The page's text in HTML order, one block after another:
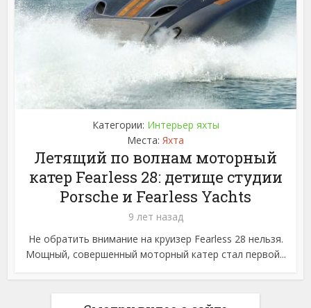
Категории: Интерьер яхты
Места: Яхта
Летящий по волнам моторный
катер Fearless 28: детище студии
Porsche и Fearless Yachts
9 лет назад
Не обратить внимание на круизер Fearless 28 нельзя.
Мощный, совершенный моторный катер стал первой...